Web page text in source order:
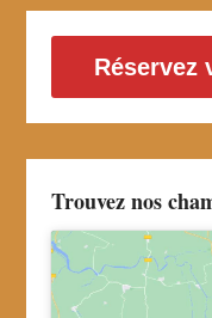
Réservez
Trouvez nos